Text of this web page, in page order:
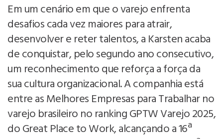
Em um cenário em que o varejo enfrenta
desafios cada vez maiores para atrair,
desenvolver e reter talentos, a Karsten acaba
de conquistar, pelo segundo ano consecutivo,
um reconhecimento que reforça a força da
sua cultura organizacional. A companhia está
entre as Melhores Empresas para Trabalhar no
varejo brasileiro no ranking GPTW Varejo 2025,
do Great Place to Work, alcançando a 16ª